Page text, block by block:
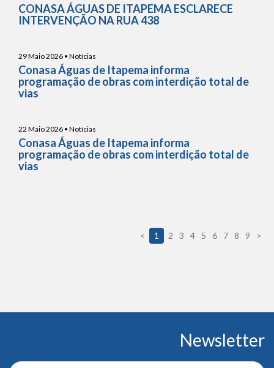
CONASA ÁGUAS DE ITAPEMA ESCLARECE
INTERVENÇÃO NA RUA 438
29 Maio 2026 • Notícias
Conasa Águas de Itapema informa
programação de obras com interdição total de
vias
22 Maio 2026 • Notícias
Conasa Águas de Itapema informa
programação de obras com interdição total de
vias
< 1 2 3 4 5 6 7 8 9 >
Newsletter